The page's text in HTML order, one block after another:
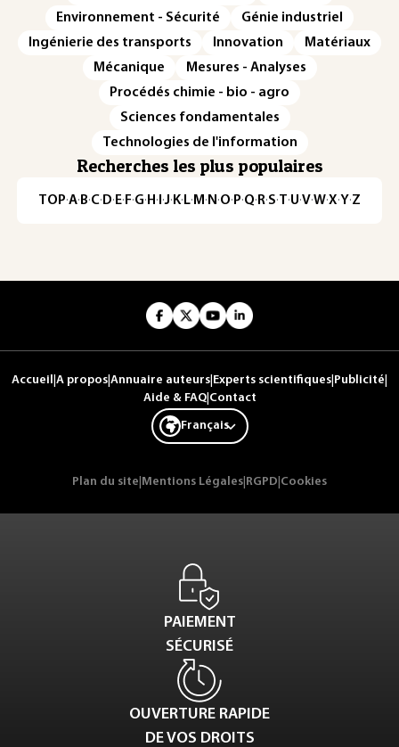
Environnement - Sécurité
Génie industriel
Ingénierie des transports
Innovation
Matériaux
Mécanique
Mesures - Analyses
Procédés chimie - bio - agro
Sciences fondamentales
Technologies de l'information
Recherches les plus populaires
TOP·A·B·C· D· E· F·G· H · ·J· K· L· M · N ·O· P·Q· R·S·T·U·V·W·X·Y·Z
Accueil A propos Annuaire auteurs Experts scientifiques Publicité
Aide & FAQ| Contact
Français
Plan du site Mentions Légales RGPD Cookies
PAIEMENT
SÉCURISÉ
OUVERTURE RAPIDE
DE VOS DROITS